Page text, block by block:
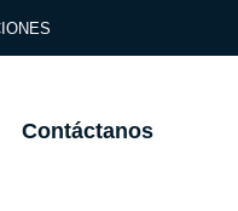
Contáctanos